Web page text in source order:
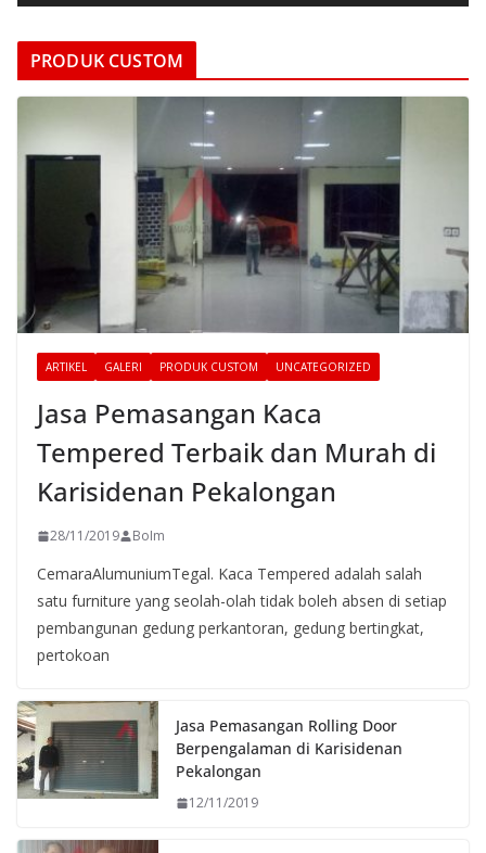
d
PRODUK CUSTOM
ARTIKEL GALERI PRODUK CUSTOM UNCATEGORIZED
Jasa Pemasangan Kaca
Tempered Terbaik dan Murah di
Karisidenan Pekalongan
28/11/2019 BoIm
CemaraAlumuniumTegal. Kaca Tempered adalah salah
satu furniture yang seolah-olah tidak boleh absen di setiap
pembangunan gedung perkantoran, gedung bertingkat,
pertokoan
Jasa Pemasangan Rolling Door
Berpengalaman di Karisidenan
Pekalongan
12/11/2019